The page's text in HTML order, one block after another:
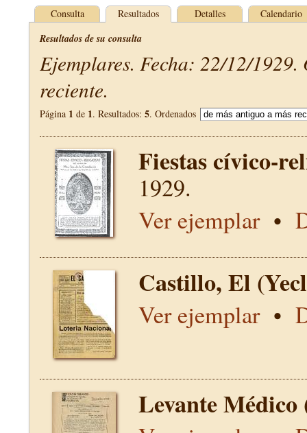
Consulta Resultados Detalles Calendario
Resultados de su consulta
Ejemplares. Fecha: 22/12/1929.
reciente.
Página 1 de 1. Resultados: 5. Ordenados
Fiestas cívico-
1929.
Ver ejemplar•
Castillo, El
Ver ejemplar•
Levante